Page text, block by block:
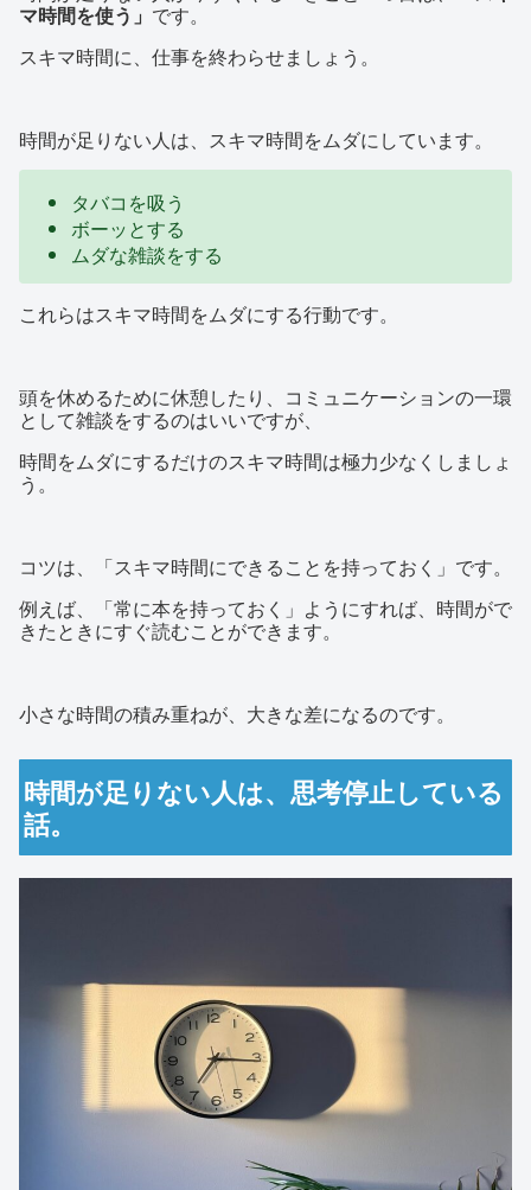
マ時間を使う」 です。
スキマ時間に、仕事を終わらせましょう。
時間が足りない人は、スキマ時間をムダにしています。
タバコを吸う
ボーッとする
ムダな雑談をする
これらはスキマ時間をムダにする行動です。
頭を休めるために休憩したり、コミュニケーションの一環
として雑談をするのはいいですが、
時間をムダにするだけのスキマ時間は極力少なくしましょ
う。
コツは、「スキマ時間にできることを持っておく」です。
例えば、「常に本を持っておく」ようにすれば、時間がで
きたときにすぐ読むことができます。
小さな時間の積み重ねが、大きな差になるのです。
時間が足りない人は、思考停止している
話。